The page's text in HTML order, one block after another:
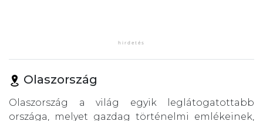
Olaszország
Olaszország a világ egyik leglátogatottabb
országa, melyet gazdag történelmi emlékeinek,